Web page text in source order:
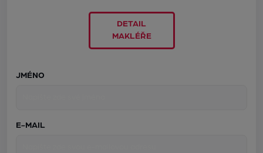
DETAIL
MAKLÉŘE
JMÉNO
E-MAIL